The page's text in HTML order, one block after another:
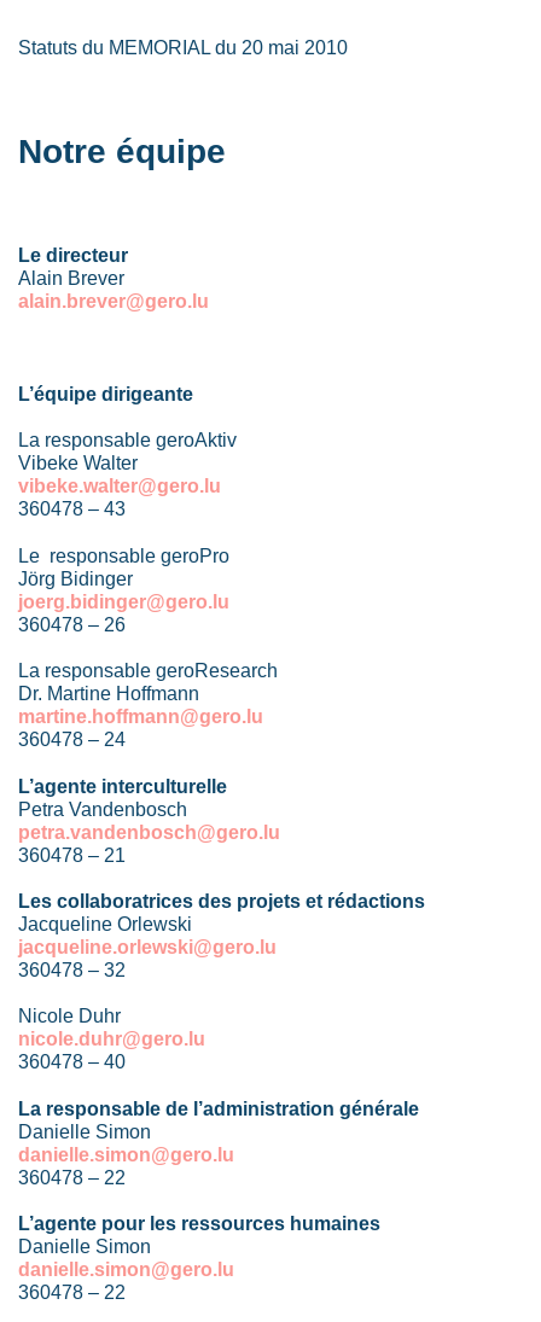
Statuts du MEMORIAL du 20 mai 2010
Notre équipe
Le directeur
Alain Brever
alain.brever@gero.lu
L’équipe dirigeante
La responsable geroAktiv
Vibeke Walter
vibeke.walter@gero.lu
360478 – 43
Le responsable geroPro
Jörg Bidinger
joerg.bidinger@gero.lu
360478 – 26
La responsable geroResearch
Dr. Martine Hoffmann
martine.hoffmann@gero.lu
360478 – 24
L’agente interculturelle
Petra Vandenbosch
petra.vandenbosch@gero.lu
360478 – 21
Les collaboratrices des projets et rédactions
Jacqueline Orlewski
jacqueline.orlewski@gero.lu
360478 – 32
Nicole Duhr
nicole.duhr@gero.lu
360478 – 40
La responsable de l’administration générale
Danielle Simon
danielle.simon@gero.lu
360478 – 22
L’agente pour les ressources humaines
Danielle Simon
danielle.simon@gero.lu
360478 – 22